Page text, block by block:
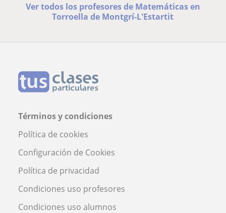
Ver todos los profesores de Matemáticas en
Torroella de Montgrí-L'Estartit
Términos y condiciones
Política de cookies
Configuración de Cookies
Política de privacidad
Condiciones uso profesores
Condiciones uso alumnos